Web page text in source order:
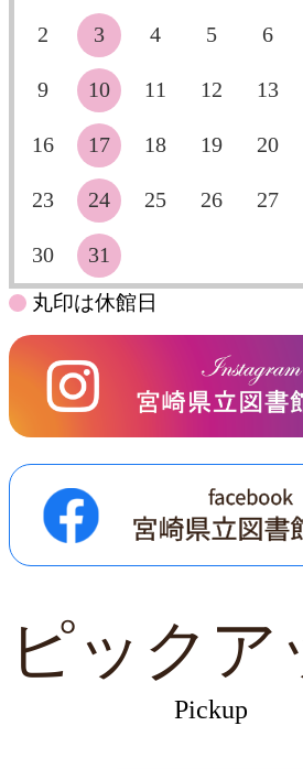
2 3 4 5 6
9 10 11 12 13
16 17 18 19 20
23 24 25 26 27
30 31
丸印は休館日
ピックア
Pickup